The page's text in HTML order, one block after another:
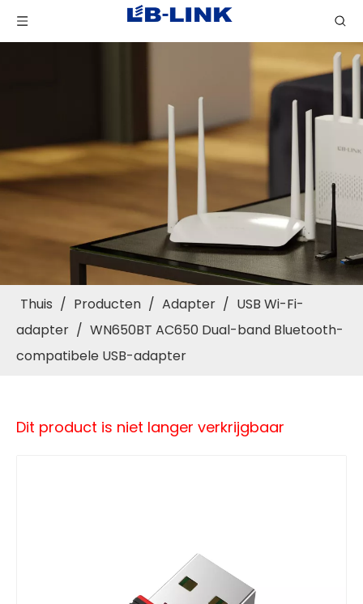
Thuis / Producten / Adapter / USB Wi-Fi-
adapter / WN650BT AC650 Dual-band Bluetooth-
compatibele USB-adapter
Dit product is niet langer verkrijgbaar